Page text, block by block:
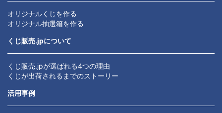
オリジナルくじを作る
オリジナル抽選箱を作る
くじ販売.jpについて
くじ販売.jpが選ばれる4つの理由
くじが出荷されるまでのストーリー
活用事例